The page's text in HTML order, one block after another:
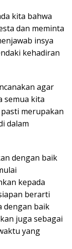
kita bahwa
dan meminta
insya
kehadiran
agar
semua kita
merupakan
dalam
dengan baik
kepada
berarti
dengan baik
juga sebagai
yang